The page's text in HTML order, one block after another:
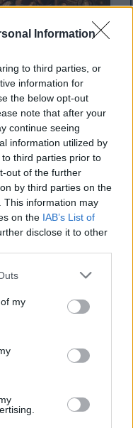
Information
to third parties, or
information for
the below opt-out
note that after your
continue seeing
information utilized by
third parties prior to
out of the further
by third parties on the
This information may
on the IAB’s List of
disclose it to other
one or more Google
You may click to
third-party tags to
in below Google
my
ラックナイフの鎧を
ったミスベゴット
イトに立ち向かって
スト。.
、詳細と高解像度が
で、剣と盾を持った